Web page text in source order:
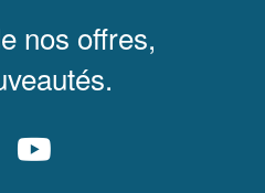
nos offres,